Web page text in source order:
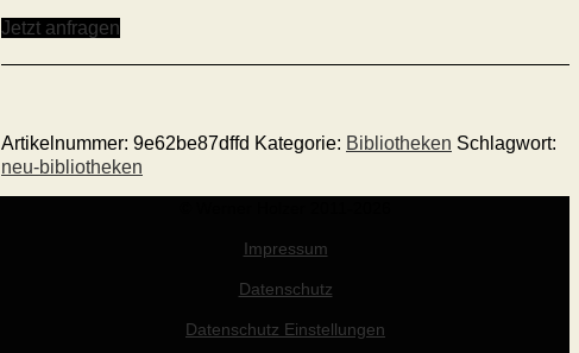
Jetzt anfragen
Artikelnummer: 9e62be87dffd Kategorie: Bibliotheken Schlagwort:
neu-bibliotheken
Impressum
Datenschutz
Datenschutz Einstellungen